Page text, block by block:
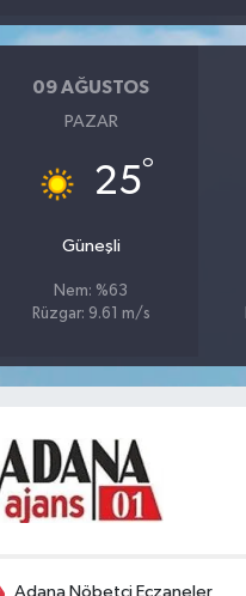
09 AĞUSTOS
PAZAR
25°
Güneşli
Nem: %63
Rüzgar: 9.61 m/s
Adana Nöbetçi Eczaneler